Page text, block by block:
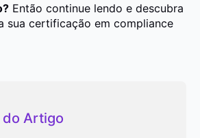
Então continue lendo e descubra
sua certificação em compliance
Artigo